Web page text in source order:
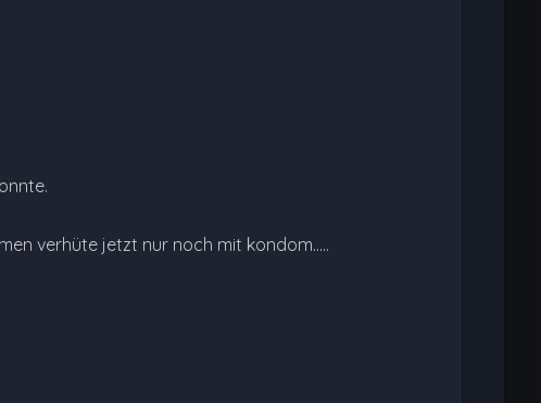
verhüte jetzt nur noch mit kondom.....